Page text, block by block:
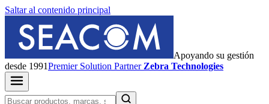
Saltar al contenido principal
Apoyando su gestión
desde 1991PremierSolution Partner Zebra Technologies